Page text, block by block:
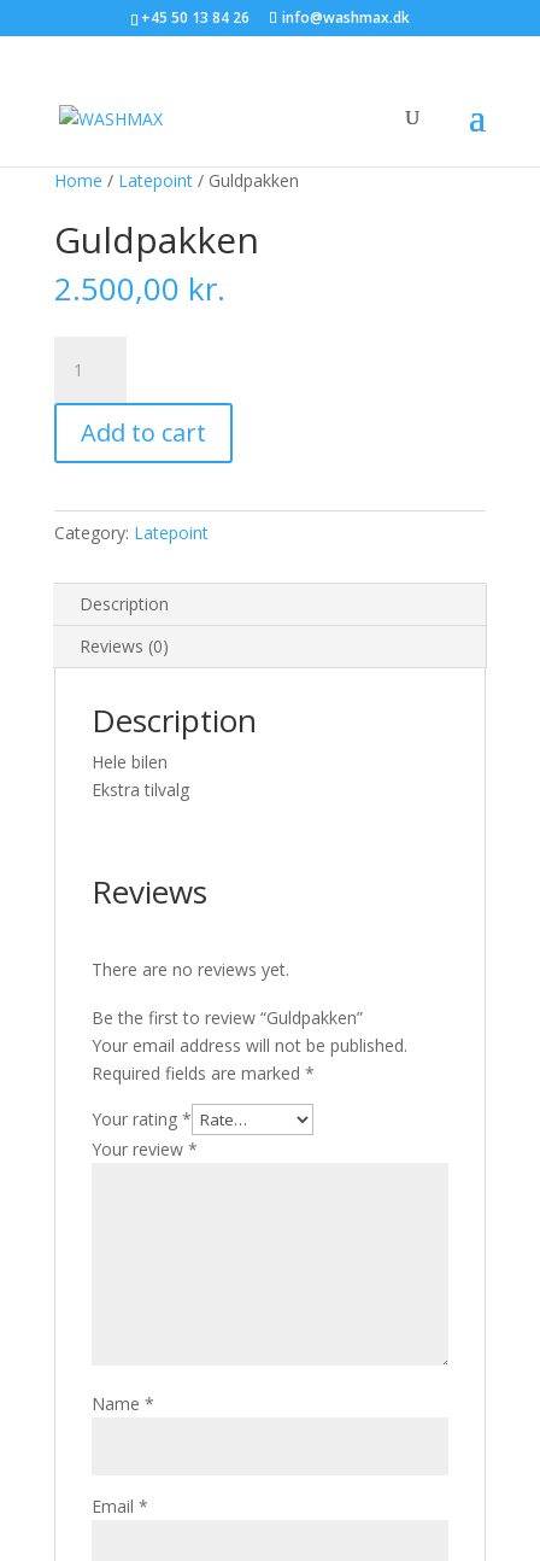
+45 50 13 84 26 info@washmax.dk
Home / Latepoint/ Guldpakken
Guldpakken
2.500,00 kr.
quantity
Add to cart
Category: Latepoint
Description
Reviews (0)
Description
Hele bilen
Ekstra tilvalg
Reviews
There are no reviews yet.
Be the first to review “Guldpakken”
Your email address will not be published.
Required fields are marked *
Your rating *
Your review *
Name *
Email *